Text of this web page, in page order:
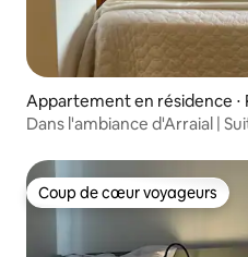
Appartement en résidence ⋅
Dans l'ambiance d'Arraial |
Coup de cœur voyageurs
Coup de cœur voyageurs